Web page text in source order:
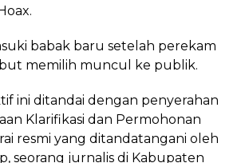
babak baru setelah perekam
memilih muncul ke publik.
ini ditandai dengan penyerahan
Klarifikasi dan Permohonan
resmi yang ditandatangani oleh
seorang jurnalis di Kabupaten